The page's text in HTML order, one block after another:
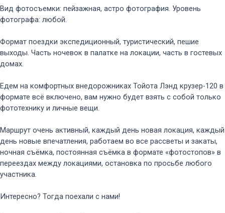
Вид фотосъемки: пейзажная, астро фотография. Уровень
фотографа: любой.
Формат поездки экспедиционный, туристический, пешие
выходы. Часть ночевок в палатке на локации, часть в гостевых
домах.
Едем на комфортных внедорожниках Тойота Лэнд крузер-120 в
формате всё включено, вам нужно будет взять с собой только
фототехнику и личные вещи.
Маршрут очень активный, каждый день новая локация, каждый
день новые впечатления, работаем во все рассветы и закаты,
ночная съёмка, постоянная съёмка в формате «фотостопов» в
переездах между локациями, остановка по просьбе любого
участника.
Интересно? Тогда поехали с нами!